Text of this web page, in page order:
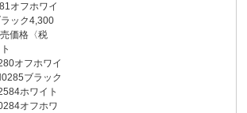
オフホワイ
ック4,300
価格〈税
オフホワイ
ブラック
ホワイト
オフホワ